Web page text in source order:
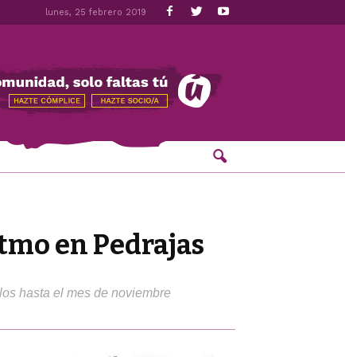
lunes, 25 febrero 2019
en Pedrajas
hasta el mes de noviembre